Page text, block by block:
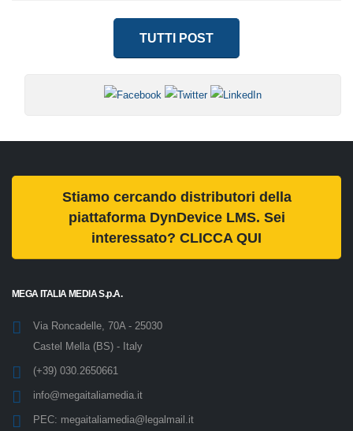
TUTTI POST
Stiamo cercando distributori della
piattaforma DynDevice LMS. Sei
interessato? CLICCA QUI
MEGA ITALIA MEDIA S.p.A.
Via Roncadelle, 70A - 25030
Castel Mella (BS) - Italy
(+39) 030.2650661
info@megaitaliamedia.it
PEC:megaitaliamedia@legalmail.it